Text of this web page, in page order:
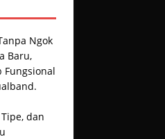
Ngok
Baru,
Fungsional
dan